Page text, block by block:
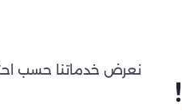
!
نعرض خدماتنا حسب